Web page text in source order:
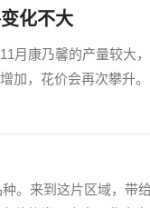
化不大
月康乃馨的产量较大
加，花价会再次攀升
。来到这片区域，带